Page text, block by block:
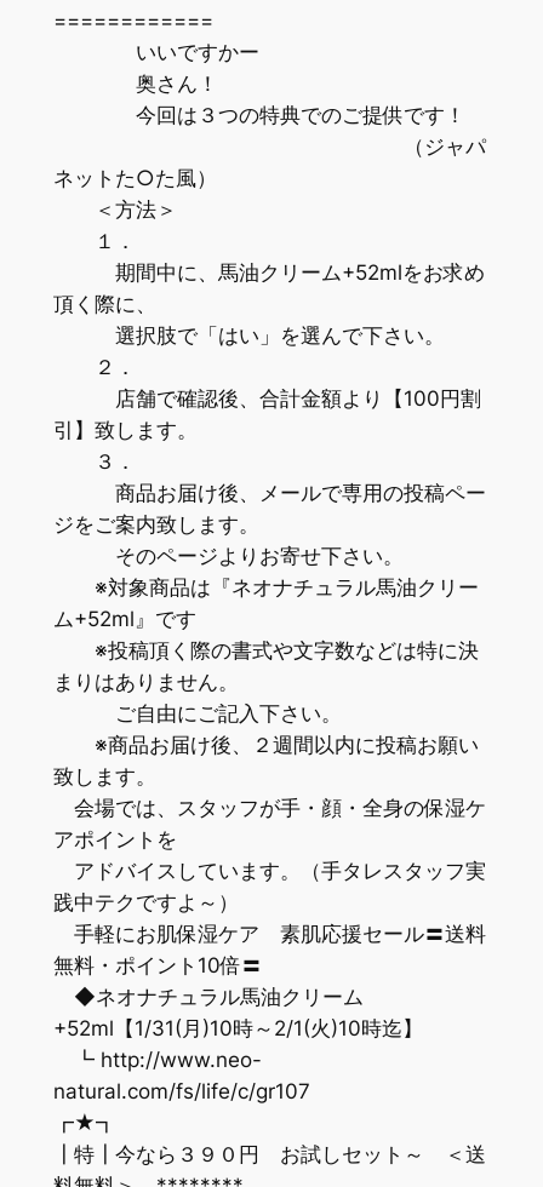
============
いいですかー
奥さん！
今回は３つの特典でのご提供です！
（ジャパ
ネットた○た風）
＜方法＞
１．
期間中に、馬油クリーム+52mlをお求め
頂く際に、
選択肢で「はい」を選んで下さい。
２．
店舗で確認後、合計金額より【100円割
引】致します。
３．
商品お届け後、メールで専用の投稿ペー
ジをご案内致します。
そのページよりお寄せ下さい。
※対象商品は『ネオナチュラル馬油クリー
ム+52ml』です
※投稿頂く際の書式や文字数などは特に決
まりはありません。
ご自由にご記入下さい。
※商品お届け後、２週間以内に投稿お願い
致します。
会場では、スタッフが手・顔・全身の保湿ケ
アポイントを
アドバイスしています。（手タレスタッフ実
践中テクですよ～）
手軽にお肌保湿ケア 素肌応援セール〓送料
無料・ポイント10倍〓
◆ネオナチュラル馬油クリーム
+52ml【1/31(月)10時～2/1(火)10時迄】
┗ http://www.neo-
natural.com/fs/life/c/gr107
┏★┓
┃特┃今なら３９０円 お試しセット～ ＜送